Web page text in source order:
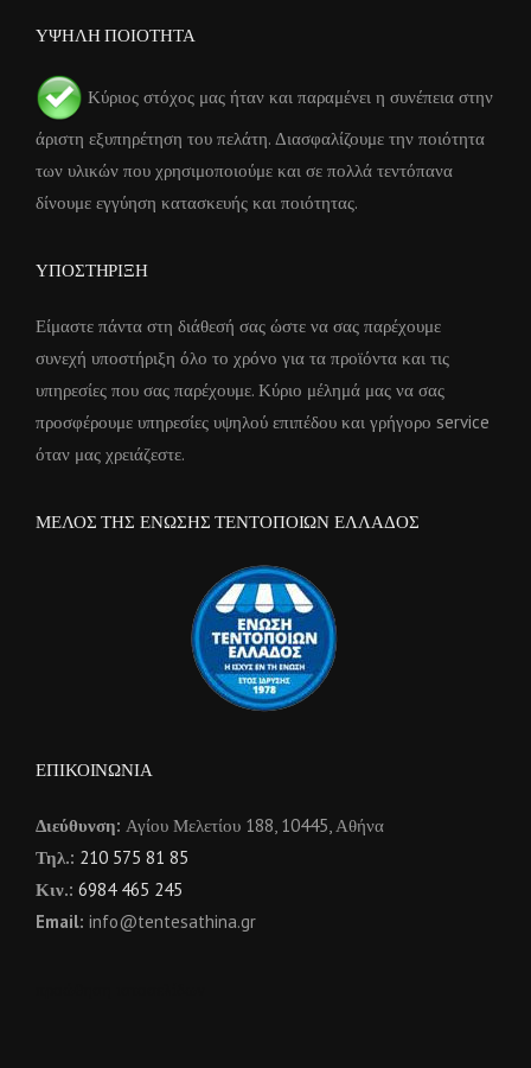
ΥΨΗΛΗ ΠΟΙΟΤΗΤΑ
Κύριος στόχος μας ήταν και παραμένει η συνέπεια στην
άριστη εξυπηρέτηση του πελάτη. Διασφαλίζουμε την ποιότητα
των υλικών που χρησιμοποιούμε και σε πολλά τεντόπανα
δίνουμε εγγύηση κατασκευής και ποιότητας.
ΥΠΟΣΤΗΡΙΞΗ
Είμαστε πάντα στη διάθεσή σας ώστε να σας παρέχουμε
συνεχή υποστήριξη όλο το χρόνο για τα προϊόντα και τις
υπηρεσίες που σας παρέχουμε. Κύριο μέλημά μας να σας
προσφέρουμε υπηρεσίες υψηλού επιπέδου και γρήγορο service
όταν μας χρειάζεστε.
ΜΕΛΟΣ ΤΗΣ ΕΝΩΣΗΣ ΤΕΝΤΟΠΟΙΩΝ ΕΛΛΑΔΟΣ
ΕΠΙΚΟΙΝΩΝΙΑ
Διεύθυνση: Αγίου Μελετίου 188, 10445, Αθήνα
Τηλ.: 210 575 81 85
Κιν.: 6984 465 245
Email: info@tentesathina.gr